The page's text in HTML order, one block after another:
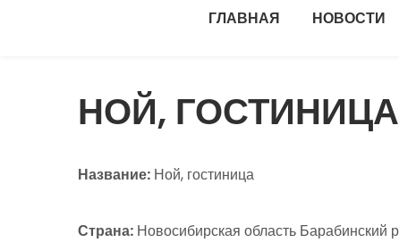
ГЛАВНАЯ НОВОСТИ
НОЙ, ГОСТИНИЦА
Название: Ной, гостиница
Страна: Новосибирская область Барабинский